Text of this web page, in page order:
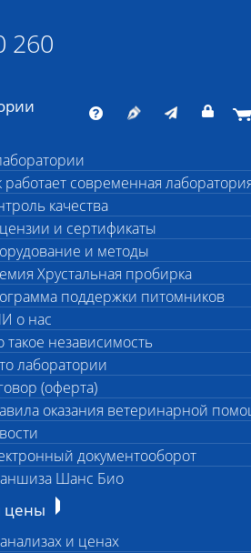
БИО
лаборатория
260
работает современная
качества
и сертификаты
и методы
Хрустальная пробирка
поддержки питомников
о нас
такое независимость
лаборатории
(оферта)
оказания ветеринарной
документооборот
Шанс Био
цены
и ценах